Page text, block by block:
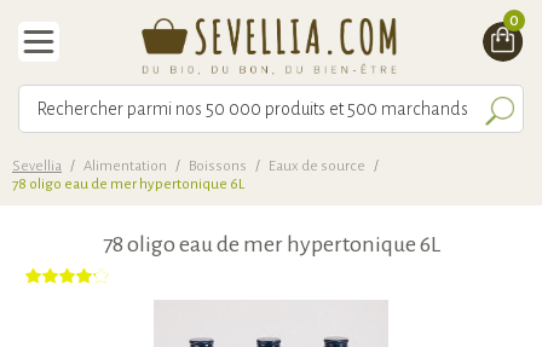
0
Sevellia / Alimentation / Boissons / Eaux de source
/
78 oligo eau de mer hypertonique 6L
78 oligo eau de mer hypertonique 6L